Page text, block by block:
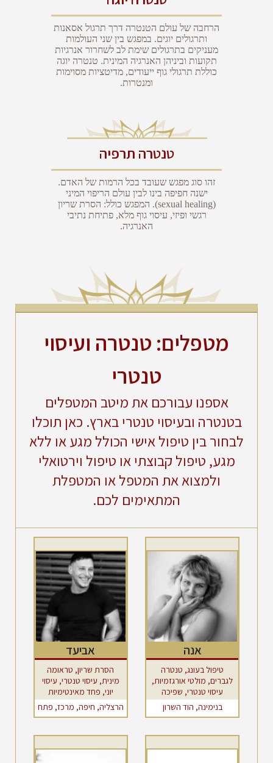
הרחבה של עולם הטנטרה דרך תרגול אסאנות
ותרגולים יוגים. במפגש בין שני העולמות
מעניקים בתרגולים שימת לב לשחרור אנרגיות
תקועות וביניהן האנרגיה המינית. טנטרה יוגה
כוללת תרגולי גוף ייעודים, מדיטציות מסוימות
ומנטרות.
טנטרה תרפיה
זהו סוג מפגש שעובד בכל הרמות של האדם.
ישנה חפיפה בינו לבין עולם הריפוי המיני
(sexual healing). המפגש כולל: הסרת שריון
רגשי ופיזי, עיסוי גוף מלא, פתיחת נתיבי
האנרגיה.
מטפלים: טנטרה ועיסוי
טנטרי
אספנו עבורכם את מיטב המטפלים
בטנטרה ובעיסוי טנטרי בארץ. כאן תוכלו
לבחור בין טיפול אישי הכולל מגע או ללא
מגע, טיפול קבוצתי או טיפול וירטואלי
ולמצוא את המטפל או המטפלת
המתאימים לכם.
אנה
טיפול בעונג, טנטרה
לגברים, מולטי אורגזמיות,
עיסוי טנטרי, שפיכה
מוקדמת
בנימינה, הוד השרון
אביעד
הסרת שריון, טראומה
מינית, עיסוי טנטרי, עיסוי
יוני, פחד מאינטימיות
הרצליה, חיפה, מרכז, פתח
תקווה, צפון